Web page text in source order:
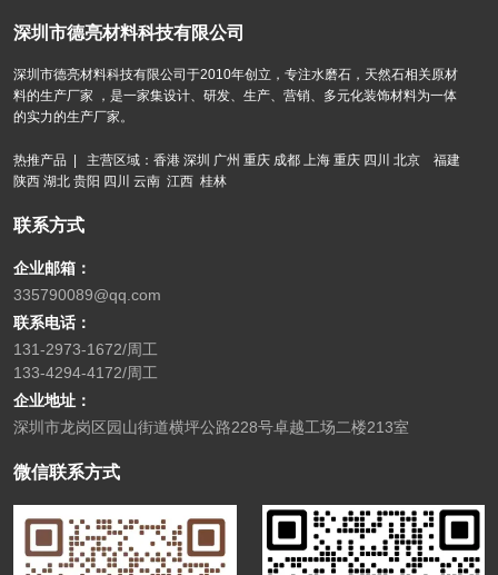
深圳市德亮材料科技有限公司
深圳市德亮材料科技有限公司于2010年创立，专注水磨石，天然石相关原材
料的生产厂家 ，是一家集设计、研发、生产、营销、多元化装饰材料为一体
的实力的生产厂家。
热推产品 | 主营区域：香港 深圳 广州 重庆 成都 上海 重庆 四川 北京 福建
陕西 湖北 贵阳 四川 云南 江西 桂林
联系方式
企业邮箱：
335790089@qq.com
联系电话：
131-2973-1672/周工
133-4294-4172/周工
企业地址：
深圳市龙岗区园山街道横坪公路228号卓越工场二楼213室
微信联系方式